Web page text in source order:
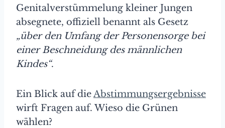
Genitalverstümmelung kleiner Jungen
absegnete, offiziell benannt als Gesetz
„über den Umfang der Personensorge bei
einer Beschneidung des männlichen
Kindes“.
Ein Blick auf dieAbstimmungsergebnisse
wirft Fragen auf. Wieso die Grünen
wählen?